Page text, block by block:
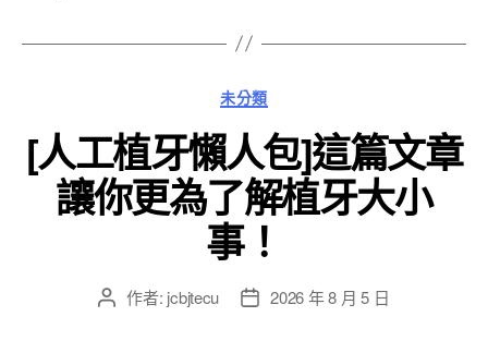
分
類
未分類
[人工植牙懶人包]這篇文章
讓你更為了解植牙大小
事！
文 作者: jcbjtecu
文 2026 年 8 月 5 日